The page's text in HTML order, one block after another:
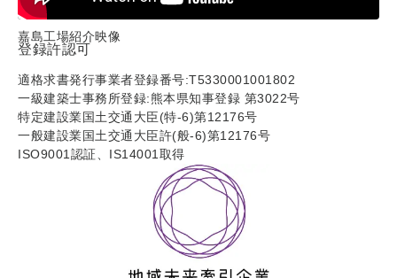
嘉島工場紹介映像
登録許認可
適格求書発行事業者登録番号:T5330001001802
一級建築士事務所登録:熊本県知事登録 第3022号
特定建設業国土交通大臣(特-6)第12176号
一般建設業国土交通大臣許(般-6)第12176号
ISO9001認証、IS14001取得